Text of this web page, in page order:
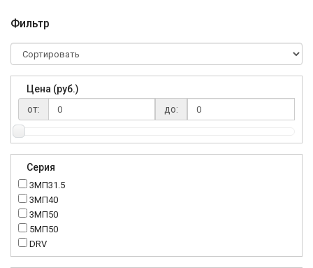
Фильтр
Цена (руб.)
от:
до:
Серия
3МП31.5
3МП40
3МП50
5МП50
DRV
K..DR